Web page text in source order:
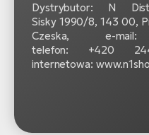
Dystrybutor: N
Sisky 1990/8, 143 00,
Czeska, e-mail:
telefon: +420
internetowa: